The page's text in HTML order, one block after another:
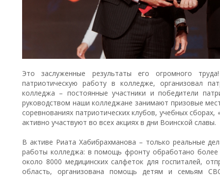
Это заслуженные результаты его огромного
патриотическую работу в колледже, организовал
колледжа – постоянные участники и победители
руководством наши колледжане занимают призовые
соревнованиях патриотических клубов, учебных сборах,
активно участвуют во всех акциях в дни Воинской славы.
В активе Риата Хабибрахманова – только реальные
работы колледжа: в помощь фронту обработано более
около 8000 медицинских салфеток для госпиталей,
область, организована помощь детям и семьям